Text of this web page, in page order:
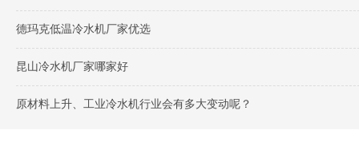
德玛克低温冷水机厂家优选
昆山冷水机厂家哪家好
原材料上升、工业冷水机行业会有多大变动呢？